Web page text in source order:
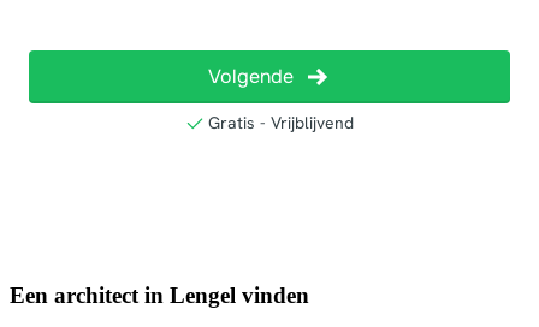
Een architect in Lengel vinden